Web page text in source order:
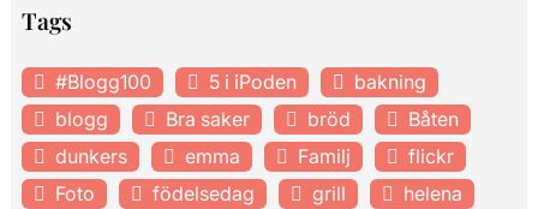
Tags
#Blogg100 5 i iPoden
bakning
blogg
Bra saker bröd
Båten
dunkers
emma Familj
flickr
Foto
födelsedag grill
helena